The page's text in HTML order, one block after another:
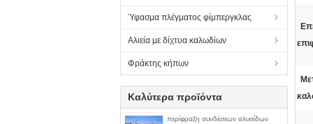
Ύφασμα πλέγματος φίμπεργκλας
Αλιεία με δίχτυα καλωδίων
Φράκτης κήπων
Καλύτερα προϊόντα
περίφραξη συνδέσεων αλυσίδων